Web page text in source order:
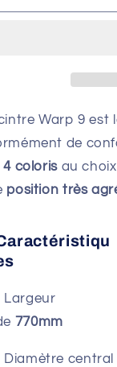
Warp 9 est
de
4 colorisau
position très
Largeur
770mm
Diamètre central